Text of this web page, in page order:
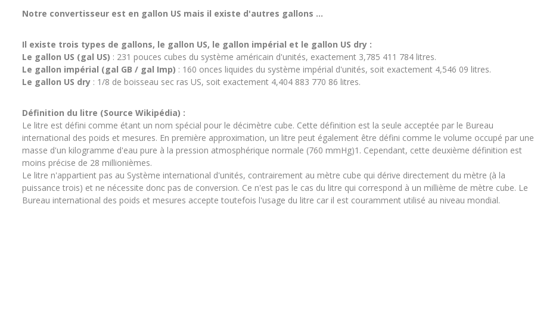
Notre convertisseur est en gallon US mais il existe d'autres gallons ...
Il existe trois types de gallons, le gallon US, le gallon impérial et le gallon US dry :
Le gallon US (gal US) : 231 pouces cubes du système américain d'unités, exactement 3,785 411 784 litres.
Le gallon impérial (gal GB / gal Imp) : 160 onces liquides du système impérial d'unités, soit exactement 4,546 09 litres.
Le gallon US dry : 1/8 de boisseau sec ras US, soit exactement 4,404 883 770 86 litres.
Définition du litre (Source Wikipédia) :
Le litre est défini comme étant un nom spécial pour le décimètre cube. Cette définition est la seule acceptée par le Bureau
international des poids et mesures. En première approximation, un litre peut également être défini comme le volume occupé par une
masse d'un kilogramme d'eau pure à la pression atmosphérique normale (760 mmHg)1. Cependant, cette deuxième définition est
moins précise de 28 millionièmes.
Le litre n'appartient pas au Système international d'unités, contrairement au mètre cube qui dérive directement du mètre (à la
puissance trois) et ne nécessite donc pas de conversion. Ce n'est pas le cas du litre qui correspond à un millième de mètre cube. Le
Bureau international des poids et mesures accepte toutefois l'usage du litre car il est couramment utilisé au niveau mondial.